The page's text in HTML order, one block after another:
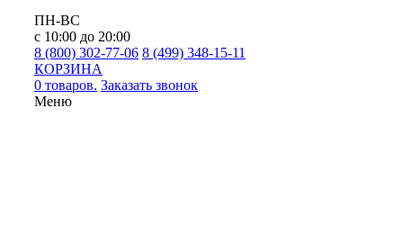
ПН-ВС
с 10:00 до 20:00
8 (800) 302-77-06 8 (499) 348-15-11
КОРЗИНА
0 товаров. Заказать звонок
Меню